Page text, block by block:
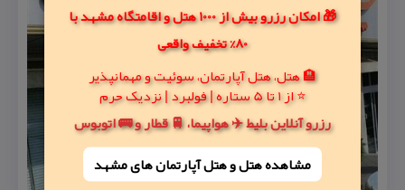
🎁 امکان رزرو بیش از 1000 هتل و اقامتگاه مشهد با
80% تخفیف واقعی
🏨 هتل، هتل آپارتمان، سوئیت و مهمانپذیر
⭐ از 1 تا 5 ستاره | فولبرد | نزدیک حرم
رزرو آنلاین بلیط ✈️ هواپیما، 🚆 قطار و 🚌 اتوبوس
مشاهده هتل و هتل‌ آپارتمان های مشهد